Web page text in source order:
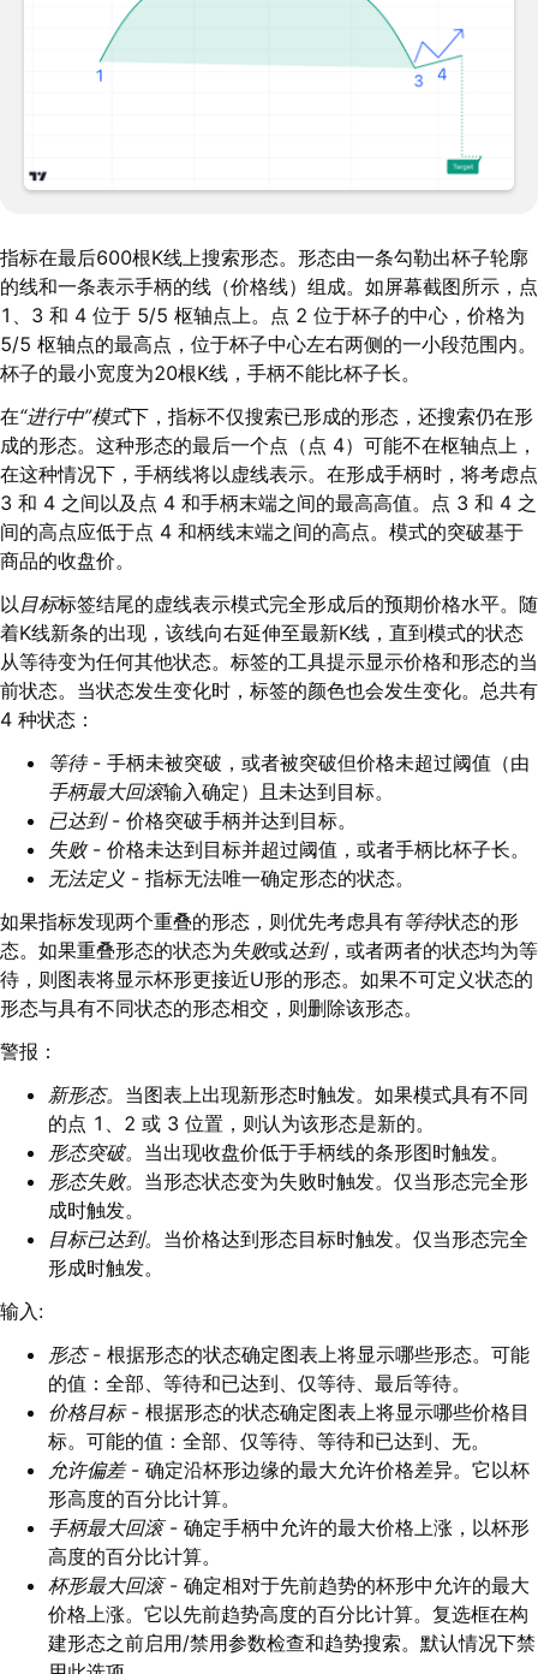
指标在最后600根K线上搜索形态。形态由一条勾勒出杯子轮廓
的线和一条表示手柄的线（价格线）组成。如屏幕截图所示，点
1、3 和 4 位于 5/5 枢轴点上。点 2 位于杯子的中心，价格为
5/5 枢轴点的最高点，位于杯子中心左右两侧的一小段范围内。
杯子的最小宽度为20根K线，手柄不能比杯子长。
在“进行中”模式下，指标不仅搜索已形成的形态，还搜索仍在形
成的形态。这种形态的最后一个点（点 4）可能不在枢轴点上，
在这种情况下，手柄线将以虚线表示。在形成手柄时，将考虑点
3 和 4 之间以及点 4 和手柄末端之间的最高高值。点 3 和 4 之
间的高点应低于点 4 和柄线末端之间的高点。模式的突破基于
商品的收盘价。
以目标标签结尾的虚线表示模式完全形成后的预期价格水平。随
着K线新条的出现，该线向右延伸至最新K线，直到模式的状态
从等待变为任何其他状态。标签的工具提示显示价格和形态的当
前状态。当状态发生变化时，标签的颜色也会发生变化。总共有
4 种状态：
等待- 手柄未被突破，或者被突破但价格未超过阈值（由
手柄最大回滚输入确定）且未达到目标。
已达到- 价格突破手柄并达到目标。
失败- 价格未达到目标并超过阈值，或者手柄比杯子长。
无法定义 - 指标无法唯一确定形态的状态。
如果指标发现两个重叠的形态，则优先考虑具有等待状态的形
态。如果重叠形态的状态为失败或达到，或者两者的状态均为等
待，则图表将显示杯形更接近U形的形态。如果不可定义状态的
形态与具有不同状态的形态相交，则删除该形态。
警报：
新形态。 当图表上出现新形态时触发。如果模式具有不同
的点 1、2 或 3 位置，则认为该形态是新的。
形态突破。 当出现收盘价低于手柄线的条形图时触发。
形态失败。 当形态状态变为失败时触发。仅当形态完全形
成时触发。
目标已达到。 当价格达到形态目标时触发。仅当形态完全
形成时触发。
输入:
形态- 根据形态的状态确定图表上将显示哪些形态。可能
的值：全部、等待和已达到、仅等待、最后等待。
价格目标- 根据形态的状态确定图表上将显示哪些价格目
标。可能的值：全部、仅等待、等待和已达到、无。
允许偏差- 确定沿杯形边缘的最大允许价格差异。它以杯
形高度的百分比计算。
手柄最大回滚- 确定手柄中允许的最大价格上涨，以杯形
高度的百分比计算。
杯形最大回滚- 确定相对于先前趋势的杯形中允许的最大
价格上涨。它以先前趋势高度的百分比计算。复选框在构
建形态之前启用/禁用参数检查和趋势搜索。默认情况下禁